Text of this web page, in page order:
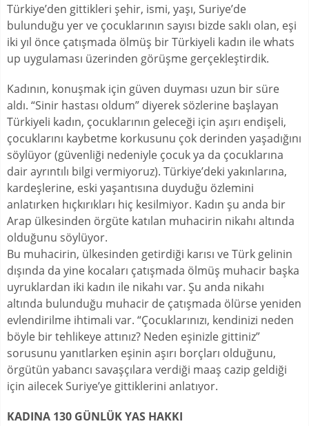
Türkiye’den gittikleri şehir, ismi, yaşı, Suriye’de
bulunduğu yer ve çocuklarının sayısı bizde saklı olan, eşi
iki yıl önce çatışmada ölmüş bir Türkiyeli kadın ile whats
up uygulaması üzerinden görüşme gerçekleştirdik.
Kadının, konuşmak için güven duyması uzun bir süre
aldı. “Sinir hastası oldum” diyerek sözlerine başlayan
Türkiyeli kadın, çocuklarının geleceği için aşırı endişeli,
çocuklarını kaybetme korkusunu çok derinden yaşadığını
söylüyor (güvenliği nedeniyle çocuk ya da çocuklarına
dair ayrıntılı bilgi vermiyoruz). Türkiye’deki yakınlarına,
kardeşlerine, eski yaşantısına duyduğu özlemini
anlatırken hıçkırıkları hiç kesilmiyor. Kadın şu anda bir
Arap ülkesinden örgüte katılan muhacirin nikahı altında
olduğunu söylüyor.
Bu muhacirin, ülkesinden getirdiği karısı ve Türk gelinin
dışında da yine kocaları çatışmada ölmüş muhacir başka
uyruklardan iki kadın ile nikahı var. Şu anda nikahı
altında bulunduğu muhacir de çatışmada ölürse yeniden
evlendirilme ihtimali var. “Çocuklarınızı, kendinizi neden
böyle bir tehlikeye attınız? Neden eşinizle gittiniz”
sorusunu yanıtlarken eşinin aşırı borçları olduğunu,
örgütün yabancı savaşçılara verdiği maaş cazip geldiği
için ailecek Suriye’ye gittiklerini anlatıyor.
KADINA 130 GÜNLÜK YAS HAKKI